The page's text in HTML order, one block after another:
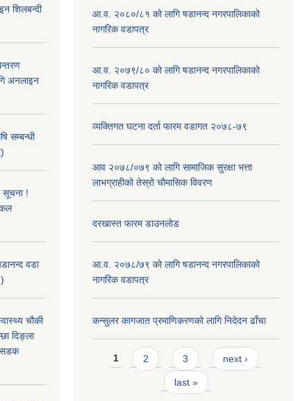
शिलबन्दी
अनलाइन
सम्बन्धी
सूचना !
वडा
चौकी
दिङ्ला
सडक
आ.व. २०८०/८१ को लागि षडानन्द नगरपालिकाको
नागरिक वडापत्र
आ.व. २०७९/८० को लागि षडानन्द नगरपालिकाको
नागरिक वडापत्र
व्यक्तिगत घटना दर्ता फारम वडागत २०७८-७९
आव २०७८/०७९ को लागि सामाजिक सुरक्षा भत्ता
लाभग्राहीको तेस्रो चौमासिक विवरण
दरखास्त फारम डाउनलोड
आ.व. २०७८/७९ को लागि षडानन्द नगरपालिकाको
नागरिक वडापत्र
कन्सुलर कागजात प्रमाणिकरणको लागि निदेदन ढाँचा
Pages
1 2 3 next ›
last »